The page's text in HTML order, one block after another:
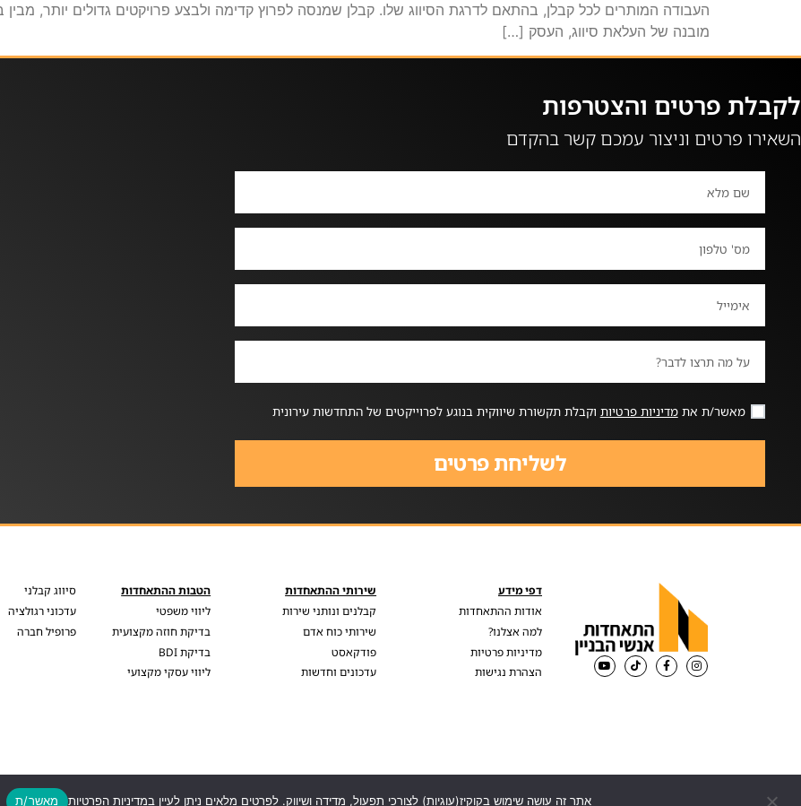
העבודה המותרים לכל קבלן, בהתאם לדרגת הסיווג שלו. קבלן שמנסה לפרוץ קדימה ולבצע פרויקטים גדולים יותר,
מובנה של העלאת סיווג, העסק […]
לקבלת פרטים והצטרפות
השאירו פרטים וניצור עמכם קשר בהקדם
מאשר/ת אתמדיניות פרטיות וקבלת תקשורת שיווקית בנוגע לפרוייקטים של התחדשות עירונית
לשליחת פרטים
דפי מידע
אודות ההתאחדות
למה אצלנו?
מדיניות פרטיות
הצהרת נגישות
שירותי ההתאחדות
קבלנים ונותני שירות
שירותי כוח אדם
פודקאסט
עדכונים וחדשות
הטבות ההתאחדות
ליווי משפטי
בדיקת חוזה מקצועית
בדיקת BDI
ליווי עסקי מקצועי
סיווג קבלני
עדכוני רגולציה
פרופיל חברה
אתר זה עושה שימוש בקוקיז(עוגיות) לצורכי תפעול, מדידה ושיווק. לפרטים מלאים ניתן לעיין במדיניות הפרטיות מאשר/ת